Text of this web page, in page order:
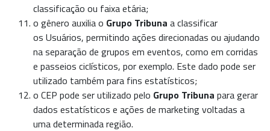
classificação ou faixa etária;
o gênero auxilia o Grupo Tribuna a classificar
os Usuários, permitindo ações direcionadas ou ajudando
na separação de grupos em eventos, como em corridas
e passeios ciclísticos, por exemplo. Este dado pode ser
utilizado também para fins estatísticos;
o CEP pode ser utilizado pelo Grupo Tribuna para gerar
dados estatísticos e ações de marketing voltadas a
uma determinada região.